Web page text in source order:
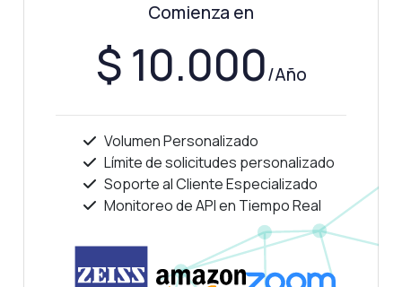
Comienza en
$ 10.000/Año
Volumen Personalizado
Límite de solicitudes personalizado
Soporte al Cliente Especializado
Monitoreo de API en Tiempo Real